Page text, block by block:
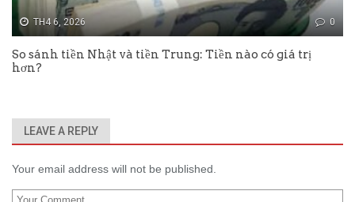
TH4 6, 2026 0
So sánh tiền Nhật và tiền Trung: Tiền nào có giá trị
hơn?
LEAVE A REPLY
Your email address will not be published.